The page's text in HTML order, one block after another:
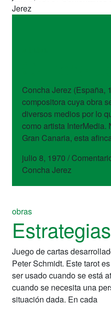
Jerez
Concha Jerez (España,
compositora cuya obra
diversos medios por lo
como artista InterMedia.
Gran Canaria, esta
julio 8, 1970 /
Concha Jerez
obras
Juego de cartas
Peter Schmidt. Este tarot
ser usado cuando se está
cuando se necesita una
situación dada. En cada